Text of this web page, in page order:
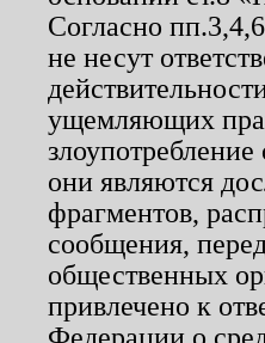
Согласно
не несут
ущемляющих
они являются
фрагментов,
сообщения,
общественных
привлечено к
Федерации о